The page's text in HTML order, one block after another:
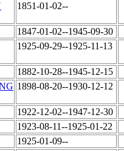
1851-01-02--
1847-01-02--1945-09-30
1925-09-29--1925-11-13
1882-10-28--1945-12-15
1898-08-20--1930-12-12
1922-12-02--1947-12-30
1923-08-11--1925-01-22
1925-01-09--